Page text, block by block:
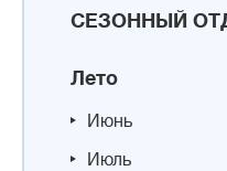
СЕЗОННЫЙ
Лето
Июнь
Июль